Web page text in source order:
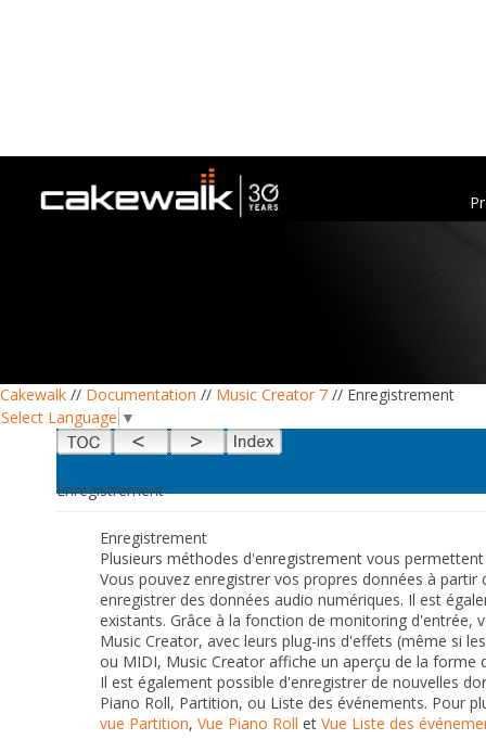
Cakewalk // Documentation // Music Creator 7 // Enregistrement
Select Language ▼
Enregistrement
Enregistrement
Plusieurs méthodes d'enregistrement vous
Vous pouvez enregistrer vos propres données à
enregistrer des données audio numériques. Il est
existants. Grâce à la fonction de monitoring d'entrée,
Music Creator, avec leurs plug-ins d'effets (même si
ou MIDI, Music Creator affiche un aperçu de la forme
Il est également possible d'enregistrer de nouvelles
Piano Roll, Partition, ou Liste des événements. Pour
vue Partition, Vue Piano Roll et Vue Liste des